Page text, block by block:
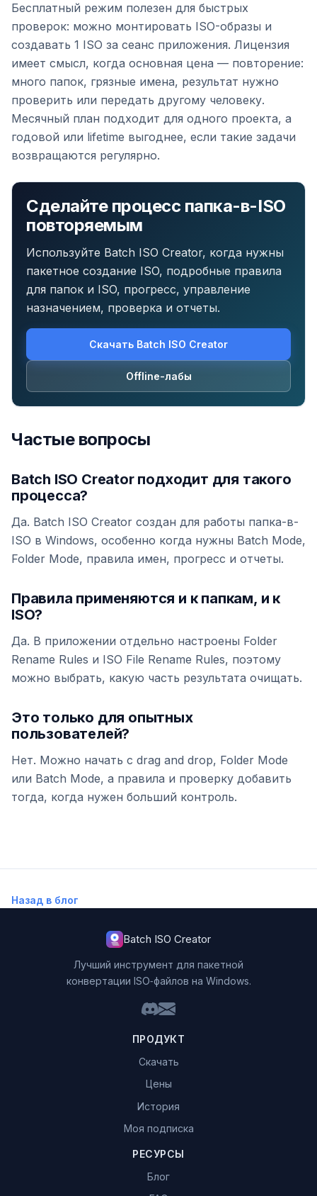
Бесплатный режим полезен для быстрых
проверок: можно монтировать ISO-образы и
создавать 1 ISO за сеанс приложения. Лицензия
имеет смысл, когда основная цена — повторение:
много папок, грязные имена, результат нужно
проверить или передать другому человеку.
Месячный план подходит для одного проекта, а
годовой или lifetime выгоднее, если такие задачи
возвращаются регулярно.
Сделайте процесс папка-в-ISO
повторяемым
Используйте Batch ISO Creator, когда нужны
пакетное создание ISO, подробные правила
для папок и ISO, прогресс, управление
назначением, проверка и отчеты.
Скачать Batch ISO Creator
Offline-лабы
Частые вопросы
Batch ISO Creator подходит для такого
процесса?
Да. Batch ISO Creator создан для работы папка-в-
ISO в Windows, особенно когда нужны Batch Mode,
Folder Mode, правила имен, прогресс и отчеты.
Правила применяются и к папкам, и к
ISO?
Да. В приложении отдельно настроены Folder
Rename Rules и ISO File Rename Rules, поэтому
можно выбрать, какую часть результата очищать.
Это только для опытных
пользователей?
Нет. Можно начать с drag and drop, Folder Mode
или Batch Mode, а правила и проверку добавить
тогда, когда нужен больший контроль.
Назад в блог
Batch ISO Creator
Лучший инструмент для пакетной
конвертации ISO‑файлов на Windows.
ПРОДУКТ
Скачать
Цены
История
Моя подписка
РЕСУРСЫ
Блог